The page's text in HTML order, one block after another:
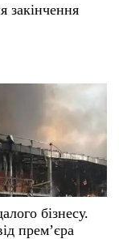
закінчення
бізнесу.
прем’єра